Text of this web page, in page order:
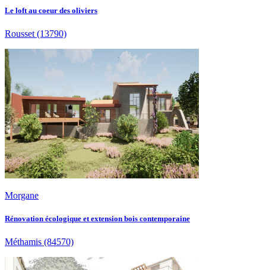
Le loft au coeur des oliviers
Rousset (13790)
Morgane
Rénovation écologique et extension bois contemporaine
Méthamis (84570)